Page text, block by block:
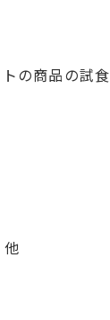
の商品の試